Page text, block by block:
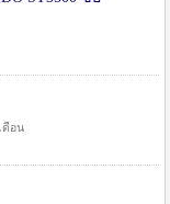
ดือน